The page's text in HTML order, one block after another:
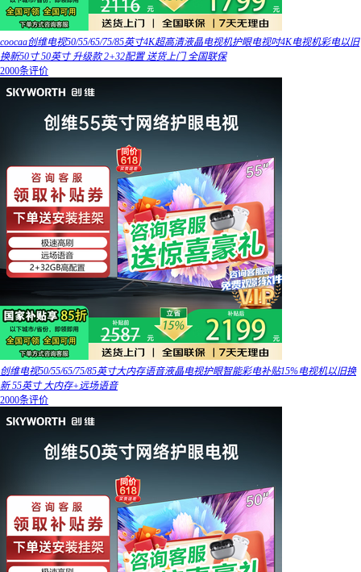
coocaa创维电视50/55/65/75/85英寸4K超高清液晶电视机护眼电视吋4K电视机彩电以旧
换新50寸 50英寸 升级款 2+32配置 送货上门 全国联保
2000条评价
创维电视50/55/65/75/85英寸大内存语音液晶电视护眼智能彩电补贴15%电视机以旧换
新 55英寸 大内存+远场语音
2000条评价